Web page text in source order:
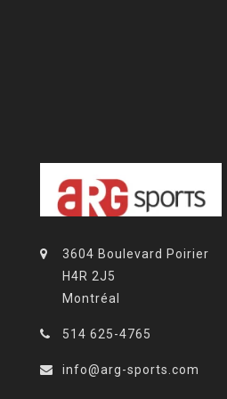
3604 Boulevard Poirier
H4R 2J5
Montréal
514 625-4765
info@arg-sports.com